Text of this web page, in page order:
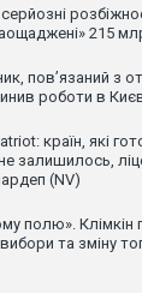
215
пов’язаний з
роботи в
країн, які
залишилось,
(NV)
полю». Клімкін
та зміну